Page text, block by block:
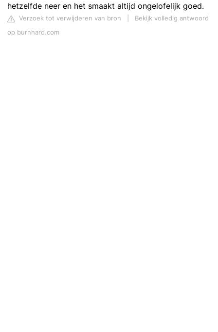
hetzelfde neer en het smaakt altijd ongelofelijk goed.
Verzoek tot verwijderen van bron
Bekijk volledig antwoord
op burnhard.com